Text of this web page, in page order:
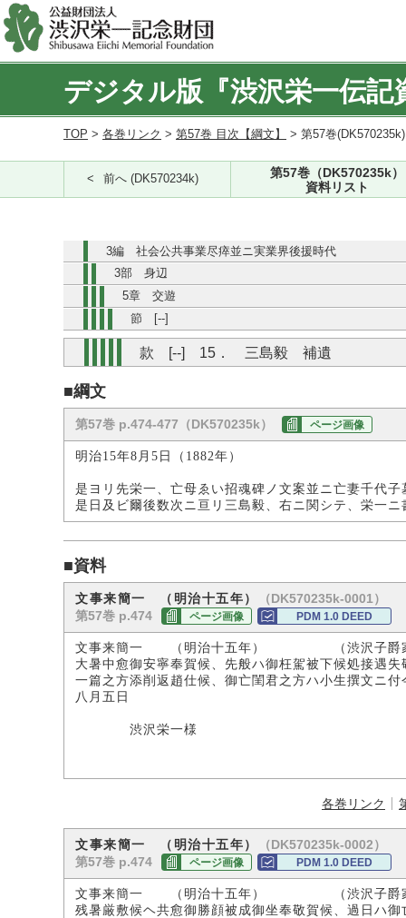
デジタル版『渋沢栄一伝記
TOP > 各巻リンク > 第57巻 目次【綱文】 > 第57巻
前へ (DK570234k)
第57巻（DK570235k）
資料リスト
3編 社会公共事業尽瘁並ニ実業界後援時代
3部 身辺
5章 交遊
節 [--]
款 [--] 15． 三島毅 補遺
■綱文
第57巻 p.474-477（DK570235k） ページ画像
明治15年8月5日（1882年）
是ヨリ先栄一、亡母ゑい招魂碑ノ文案並ニ亡妻千代
是日及ビ爾後数次ニ亘リ三島毅、右ニ関シテ、栄一ニ
■資料
文事来簡一 （明治十五年）
（DK570235k-0001）
第57巻 p.474
ページ画像 PDM 1.0 DEED
文事来簡一 （明治十五年） （渋沢子爵
大暑中愈御安寧奉賀候、先般ハ御枉駕被下候処接遇
一篇之方添削返趙仕候、御亡閨君之方ハ小生撰文ニ
八月五日
渋沢栄一様
各巻リンク
文事来簡一 （明治十五年）
（DK570235k-0002）
第57巻 p.474
ページ画像 PDM 1.0 DEED
文事来簡一 （明治十五年） （渋沢子爵
残暑厳敷候ヘ共愈御勝顔被成御坐奉敬賀候、過日ハ